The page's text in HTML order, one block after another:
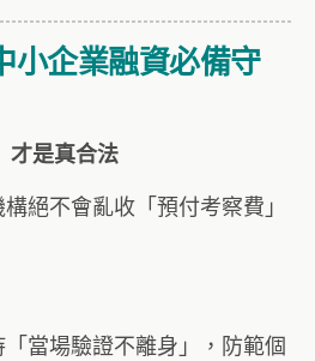
小企業融資必備守
才是真合法
絕不會亂收「預付考察費」
當場驗證不離身」，防範個